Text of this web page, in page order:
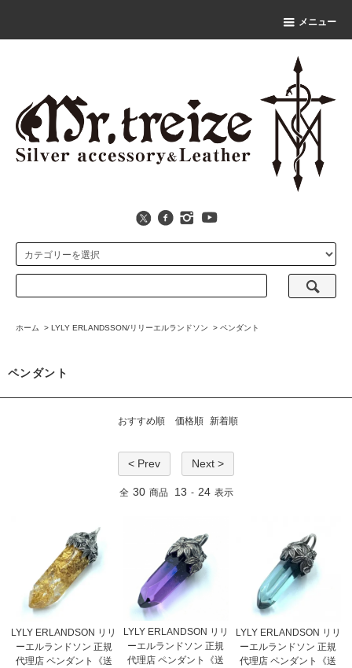
メニュー
ホーム > LYLY ERLANDSSON/リリーエルランドソン > ペンダント
ペンダント
おすすめ順 価格順 新着順
< Prev Next >
全 30 商品 13 - 24 表示
LYLY ERLANDSON リリ
ーエルランドソン 正規
代理店 ペンダント《送
LYLY ERLANDSON リリ
ーエルランドソン 正規
代理店 ペンダント《送
LYLY ERLANDSON リリ
ーエルランドソン 正規
代理店 ペンダント《送